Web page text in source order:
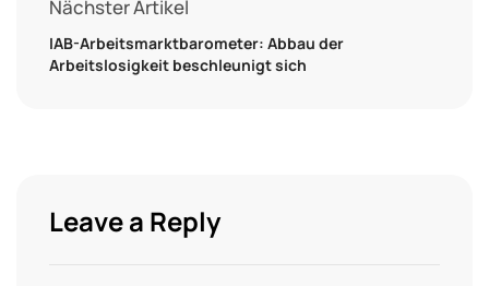
Nächster Artikel
IAB-Arbeitsmarktbarometer: Abbau der
Arbeitslosigkeit beschleunigt sich
Leave a Reply